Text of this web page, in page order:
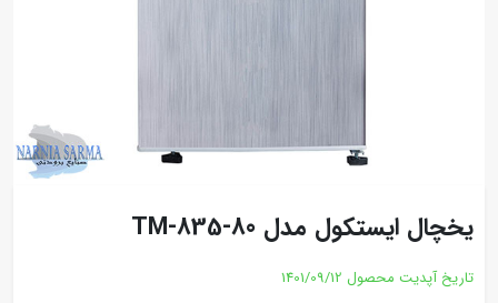
یخچال ایستکول مدل TM-835-80
تاریخ آپدیت محصول 1401/09/12